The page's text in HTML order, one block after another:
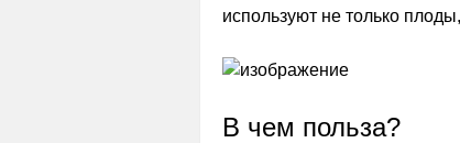
используют не только
В чем польза?